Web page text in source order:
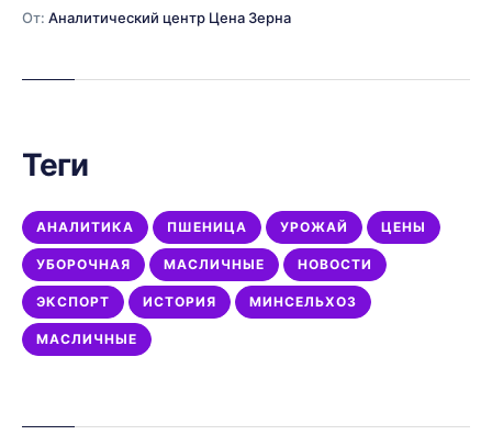
От: Аналитический центр Цена Зерна
Теги
АНАЛИТИКА ПШЕНИЦА УРОЖАЙ ЦЕНЫ
УБОРОЧНАЯ МАСЛИЧНЫЕ НОВОСТИ
ЭКСПОРТ ИСТОРИЯ МИНСЕЛЬХОЗ
МАСЛИЧНЫЕ